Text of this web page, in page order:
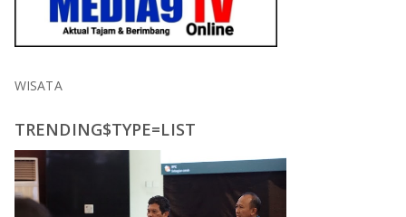
WISATA
TRENDING$TYPE=LIST